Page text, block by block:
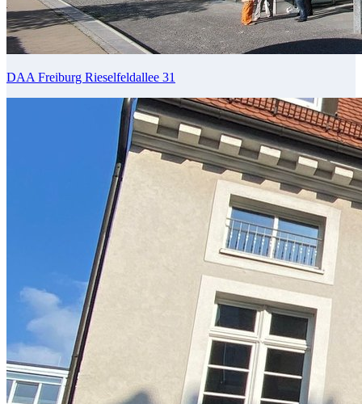
DAA Freiburg Rieselfeldallee 31